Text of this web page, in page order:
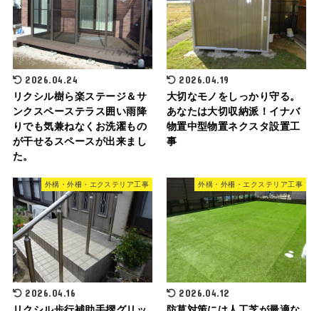
2026.04.24
リクシル樹ら楽ステージ＆サ
ンクスペーステラス囲い雨降
りでも気兼ねなくお洗濯もの
が干せるスペースが出来まし
た。
2026.04.19
大切なモノをしっかり守る。
あなたは大切収納派！イナバ
物置中型物置ネクスタ設置工
事
外構・外柵・エクステリア工事
2026.04.16
外構・外柵・エクステリア工事
2026.04.12